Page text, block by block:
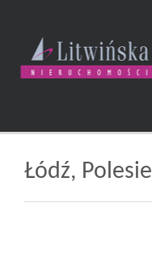
Łódź, Polesie